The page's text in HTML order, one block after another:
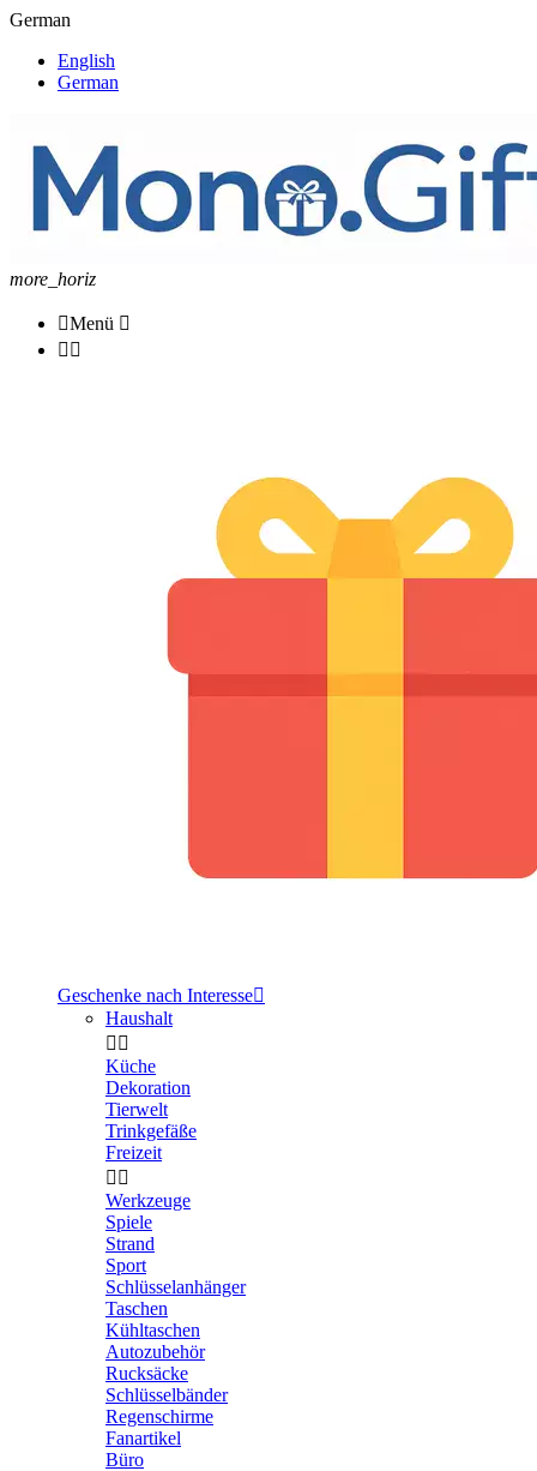
German
English
German
more_horiz
Menü 
 
Geschenke nach Interesse
Haushalt
 
Küche
Dekoration
Tierwelt
Trinkgefäße
Freizeit
 
Werkzeuge
Spiele
Strand
Sport
Schlüsselanhänger
Taschen
Kühltaschen
Autozubehör
Rucksäcke
Schlüsselbänder
Regenschirme
Fanartikel
Büro